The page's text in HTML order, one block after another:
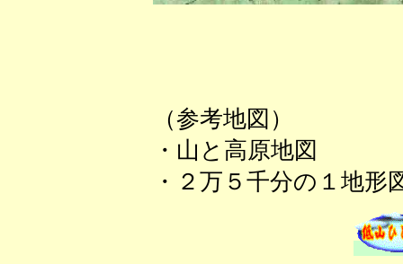
（参考地図）
・山と高原地
・２万５千分の１地